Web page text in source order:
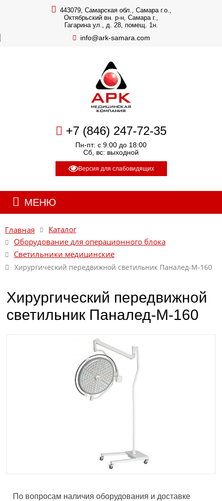
443079, Самарская обл., Самара г.о.,
Октябрьский вн. р-н, Самара г.,
Гагарина ул., д. 28, помещ. 1н.
info@ark-samara.com
+7 (846) 247-72-35
Пн-пт: с 9:00 до 18:00
Сб, вс: выходной
Версия для слабовидящих
МЕНЮ
Главная
Каталог
Оборудование для операционного блока
Светильники медицинские
Хирургический передвижной светильник Паналед-М-160
Хирургический передвижной
светильник Паналед-М-160
По вопросам наличия оборудования и доставке